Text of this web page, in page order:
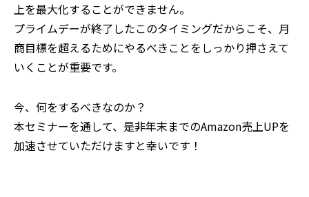
上を最大化することができません。
プライムデーが終了したこのタイミングだからこそ、月
商目標を超えるためにやるべきことをしっかり押さえて
いくことが重要です。
今、何をするべきなのか？
‍本セミナーを通して、是非年末までのAmazon売上UPを
加速させていただけますと幸いです！